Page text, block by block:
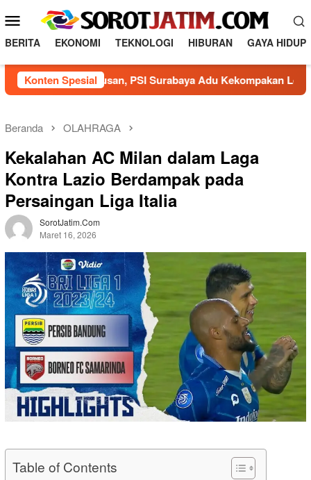
o
a
e
u
M
b
i
l
e
BERITA EKONOMI TEKNOLOGI HIBURAN GAYA HIDUP
Konten Spesial
Agustusan, PSI Surabaya Adu Kekompakan Lewat
Beranda OLAHRAGA
Kekalahan AC Milan dalam Laga
Kontra Lazio Berdampak pada
Persaingan Liga Italia
SorotJatim.com
Maret 16, 2026
Table of Contents